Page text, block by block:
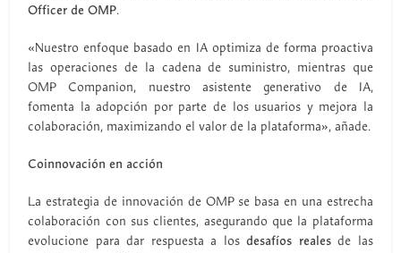
Officer de OMP.
«Nuestro enfoque basado en IA optimiza de forma proactiva
las operaciones de la cadena de suministro, mientras que
OMP Companion, nuestro asistente generativo de IA,
fomenta la adopción por parte de los usuarios y mejora la
colaboración, maximizando el valor de la plataforma», añade.
Coinnovación en acción
La estrategia de innovación de OMP se basa en una estrecha
colaboración con sus clientes, asegurando que la plataforma
evolucione para dar respuesta a losdesafíos realesde las